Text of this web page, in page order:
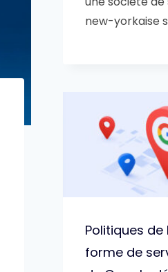
new-yorkaise
Politiques
forme de